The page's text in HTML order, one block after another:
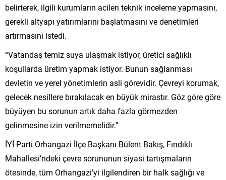
belirterek, ilgili kurumların acilen teknik inceleme yapmasını,
gerekli altyapı yatırımlarını başlatmasını ve denetimleri
artırmasını istedi.
“Vatandaş temiz suya ulaşmak istiyor, üretici sağlıklı
koşullarda üretim yapmak istiyor. Bunun sağlanması
devletin ve yerel yönetimlerin asli görevidir. Çevreyi korumak,
gelecek nesillere bırakılacak en büyük mirastır. Göz göre göre
büyüyen bu sorunun artık daha fazla görmezden
gelinmesine izin verilmemelidir.”
İYİ Parti Orhangazi İlçe Başkanı Bülent Bakış, Fındıklı
Mahallesi’ndeki çevre sorununun siyasi tartışmaların
ötesinde, tüm Orhangazi’yi ilgilendiren bir halk sağlığı ve